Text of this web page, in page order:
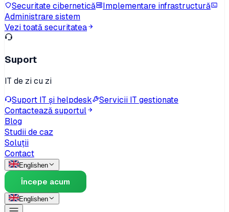
Securitate cibernetică
Implementare infrastructură
Administrare sistem
Vezi toată securitatea
Suport
IT de zi cu zi
Suport IT și helpdesk
Servicii IT gestionate
Contactează suportul
Blog
Studii de caz
Soluții
Contact
Englishen
Începe acum
Englishen